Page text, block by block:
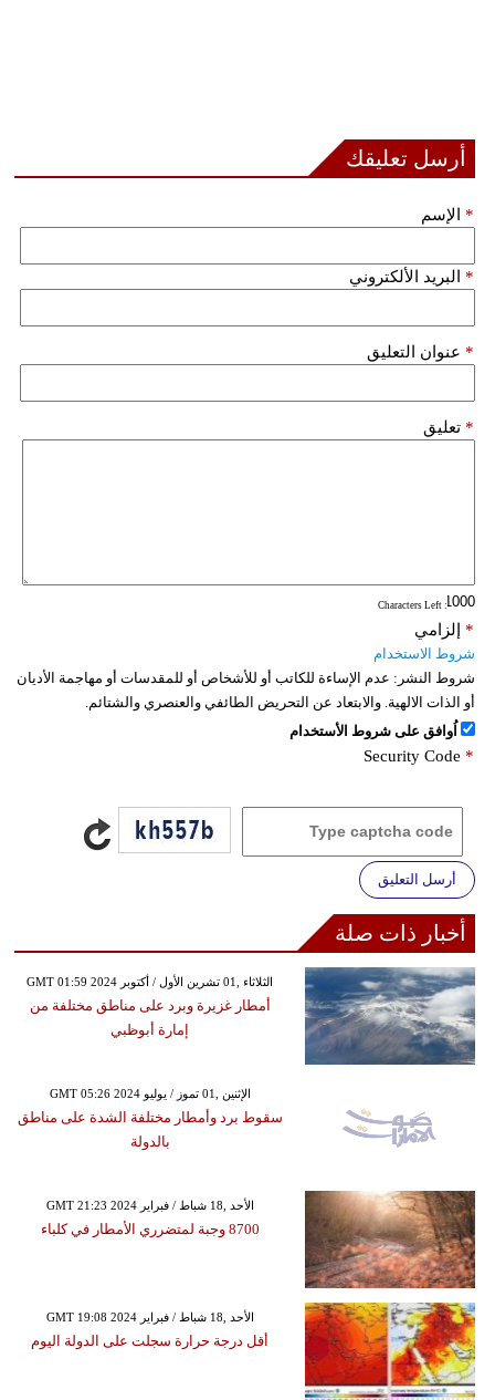
أرسل تعليقك
الإسم *
البريد الألكتروني *
عنوان التعليق *
تعليق *
: Characters Left
إلزامي *
شروط الاستخدام
شروط النشر: عدم الإساءة للكاتب أو للأشخاص أو للمقدسات أو مهاجمة الأديان
أو الذات الالهية. والابتعاد عن التحريض الطائفي والعنصري والشتائم.
اُوافق على شروط الأستخدام
Security Code *
أرسل التعليق
أخبار ذات صلة
GMT 01:59 2024 الثلاثاء ,01 تشرين الأول / أكتوبر
أمطار غزيرة وبرد على مناطق مختلفة من
إمارة أبوظبي
GMT 05:26 2024 الإثنين ,01 تموز / يوليو
سقوط برد وأمطار مختلفة الشدة على مناطق
بالدولة
GMT 21:23 2024 الأحد ,18 شباط / فبراير
8700 وجبة لمتضرري الأمطار في كلباء
GMT 19:08 2024 الأحد ,18 شباط / فبراير
أقل درجة حرارة سجلت على الدولة اليوم